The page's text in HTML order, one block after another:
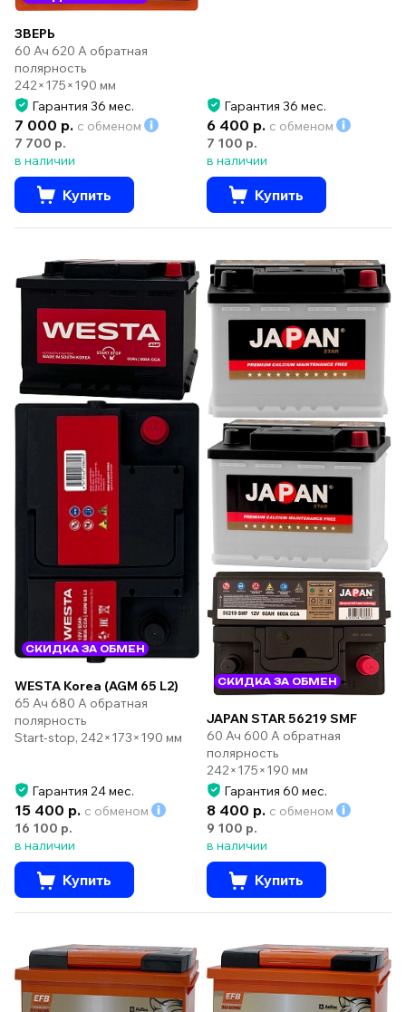
ЗВЕРЬ
60 Ач 620 А обратная
полярность
242×175×190 мм
Гарантия 36 мес.
7 000 р. с обменом
7 700 р.
в наличии
Купить
Гарантия 36 мес.
6 400 р. с обменом
7 100 р.
в наличии
Купить
СКИДКА ЗА ОБМЕН
WESTA Korea (AGM 65 L2)
65 Ач 680 А обратная
полярность
Start-stop, 242×173×190 мм
Гарантия 24 мес.
15 400 р. с обменом
16 100 р.
в наличии
Купить
СКИДКА ЗА ОБМЕН
JAPAN STAR 56219 SMF
60 Ач 600 А обратная
полярность
242×175×190 мм
Гарантия 60 мес.
8 400 р. с обменом
9 100 р.
в наличии
Купить